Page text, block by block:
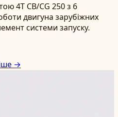
4T CB/CG 250 з 6
двигуна зарубіжних
системи запуску.
→